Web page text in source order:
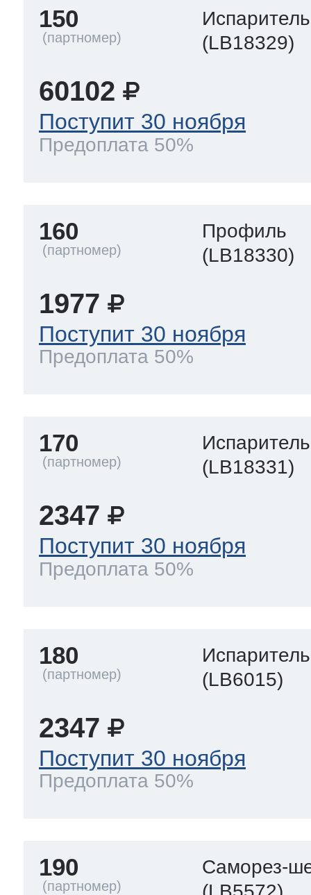
150
(LB18329)
60102
Поступит 30 ноября
Предоплата 50%
160
Профиль
(LB18330)
1977
Поступит 30 ноября
Предоплата 50%
170
Испаритель
(LB18331)
2347
Поступит 30 ноября
Предоплата 50%
180
Испаритель
(LB6015)
2347
Поступит 30 ноября
Предоплата 50%
190
Саморез-